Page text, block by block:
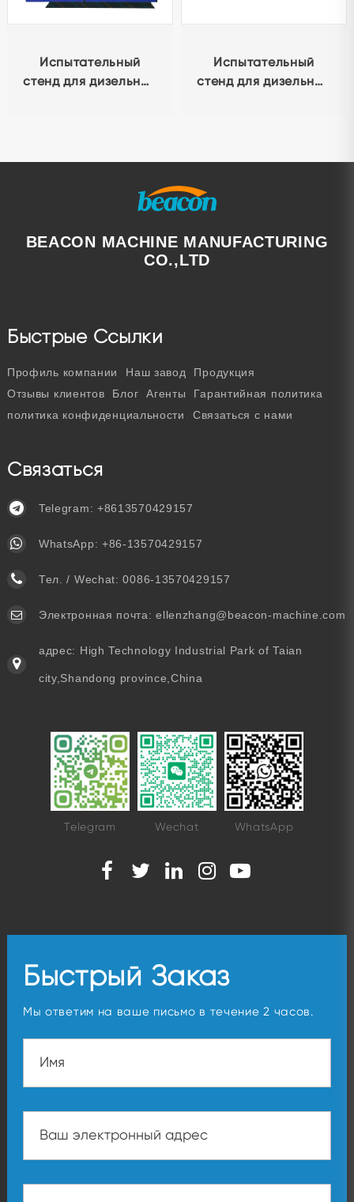
Испытательный
стенд для дизельных
Испытательный
стенд для дизельных
BEACON MACHINE MANUFACTURING
CO.,LTD
Быстрые Ссылки
Профиль компании Наш завод
Продукция
Отзывы клиентов
Блог Агенты
Гарантийная политика
политика конфиденциальности
Связаться с нами
Связаться
Telegram: +8613570429157
WhatsApp: +86-13570429157
Тел. / Wechat:0086-13570429157
Электронная почта:ellenzhang@beacon-machine.com
адрес: High Technology Industrial Park of Taian
city,Shandong province,China
Telegram Wechat WhatsApp
Быстрый Заказ
Мы ответим на ваше письмо в течение 2 часов.